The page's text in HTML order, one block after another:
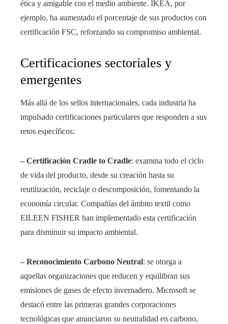
ética y amigable con el medio ambiente. IKEA, por
ejemplo, ha aumentado el porcentaje de sus productos con
certificación FSC, reforzando su compromiso ambiental.
Certificaciones sectoriales y
emergentes
Más allá de los sellos internacionales, cada industria ha
impulsado certificaciones particulares que responden a sus
retos específicos:
– Certificación Cradle to Cradle: examina todo el ciclo
de vida del producto, desde su creación hasta su
reutilización, reciclaje o descomposición, fomentando la
economía circular. Compañías del ámbito textil como
EILEEN FISHER han implementado esta certificación
para disminuir su impacto ambiental.
– Reconocimiento Carbono Neutral: se otorga a
aquellas organizaciones que reducen y equilibran sus
emisiones de gases de efecto invernadero. Microsoft se
destacó entre las primeras grandes corporaciones
tecnológicas que anunciaron su neutralidad en carbono,